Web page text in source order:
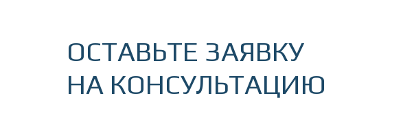
ОСТАВЬТЕ ЗАЯВКУ
НА КОНСУЛЬТАЦИЮ